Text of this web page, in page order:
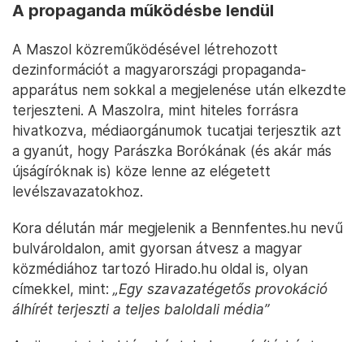
A propaganda működésbe lendül
A Maszol közreműködésével létrehozott
dezinformációt a magyarországi propaganda-
apparátus nem sokkal a megjelenése után elkezdte
terjeszteni. A Maszolra, mint hiteles forrásra
hivatkozva, médiaorgánumok tucatjai terjesztik azt
a gyanút, hogy Parászka Borókának (és akár más
újságíróknak is) köze lenne az elégetett
levélszavazatokhoz.
Kora délután már megjelenik a Bennfentes.hu nevű
bulvároldalon, amit gyorsan átvesz a magyar
közmédiához tartozó Hirado.hu oldal is, olyan
címekkel, mint: „Egy szavazatégetős provokáció
álhírét terjeszti a teljes baloldali média”